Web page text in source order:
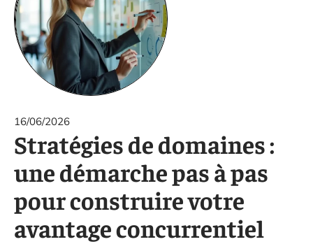
16/06/2026
Stratégies de domaines :
une démarche pas à pas
pour construire votre
avantage concurrentiel